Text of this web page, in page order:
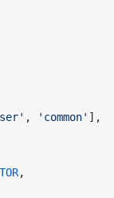
, 'common' ],
,